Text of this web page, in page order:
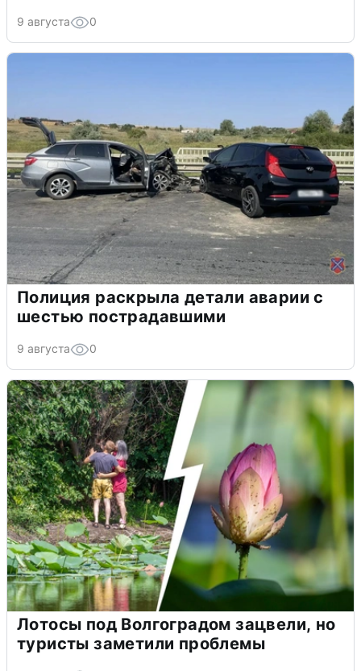
9 августа 0
Полиция раскрыла детали аварии с
шестью пострадавшими
9 августа 0
Лотосы под Волгоградом зацвели, но
туристы заметили проблемы